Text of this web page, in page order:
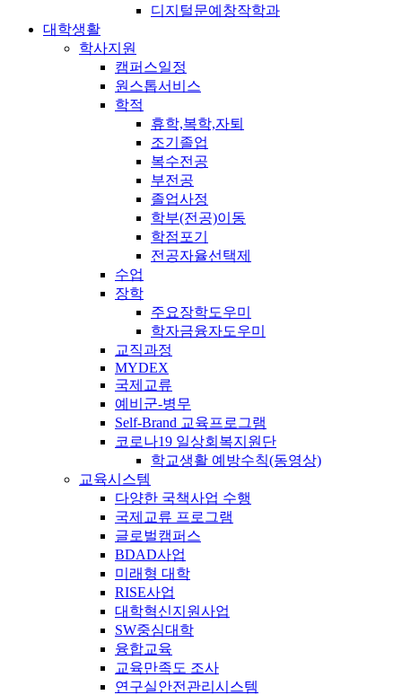
디지털문예창작학과
대학생활
학사지원
캠퍼스일정
원스톱서비스
학적
휴학,복학,자퇴
조기졸업
복수전공
부전공
졸업사정
학부(전공)이동
학점포기
전공자율선택제
수업
장학
주요장학도우미
학자금융자도우미
교직과정
MYDEX
국제교류
예비군-병무
Self-Brand 교육프로그램
코로나19 일상회복지원단
학교생활 예방수칙(동영상)
교육시스템
다양한 국책사업 수행
국제교류 프로그램
글로벌캠퍼스
BDAD사업
미래형 대학
RISE사업
대학혁신지원사업
SW중심대학
융합교육
교육만족도 조사
연구실안전관리시스템